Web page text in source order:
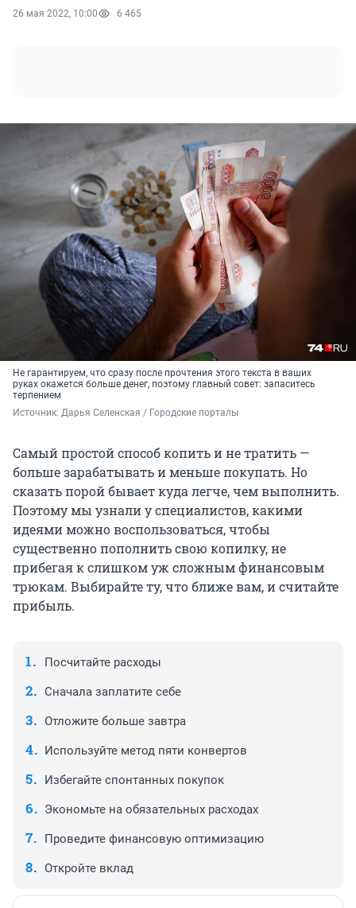
26 мая 2022, 10:00 6 465
Не гарантируем, что сразу после прочтения этого текста в ваших
руках окажется больше денег, поэтому главный совет: запаситесь
терпением
Источник: Дарья Селенская / Городские порталы
Самый простой способ копить и не тратить —
больше зарабатывать и меньше покупать. Но
сказать порой бывает куда легче, чем выполнить.
Поэтому мы узнали у специалистов, какими
идеями можно воспользоваться, чтобы
существенно пополнить свою копилку, не
прибегая к слишком уж сложным финансовым
трюкам. Выбирайте ту, что ближе вам, и считайте
прибыль.
Посчитайте расходы
Сначала заплатите себе
Отложите больше завтра
Используйте метод пяти конвертов
Избегайте спонтанных покупок
Экономьте на обязательных расходах
Проведите финансовую оптимизацию
Откройте вклад